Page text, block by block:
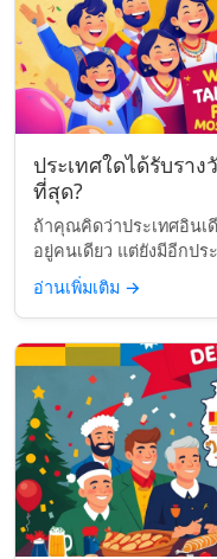
ประเทศใดได้รับรา
ที่สุด?
ถ้าคุณคิดว่าประเทศอิน
อยู่คนเดียว แต่ยังมีอีกปร
อ่านเพิ่มเติม →